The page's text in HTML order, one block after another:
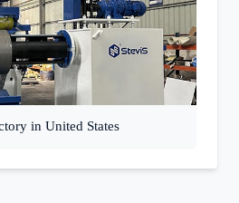
in United States